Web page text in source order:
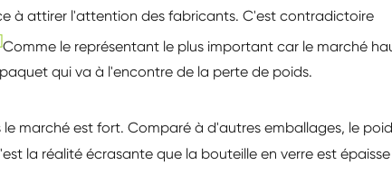
à attirer l'attention des fabricants. C'est contradictoire
Comme le représentant le plus important car le marché
qui va à l'encontre de la perte de poids.
le marché est fort. Comparé à d'autres emballages, le
la réalité écrasante que la bouteille en verre est